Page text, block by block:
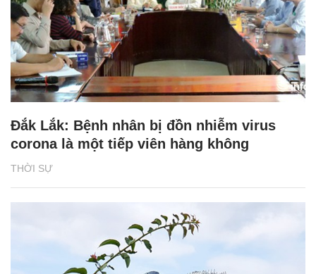
THỜI SỰ
Đắk Lắk: Bệnh nhân bị đồn nhiễm virus
corona là một tiếp viên hàng không